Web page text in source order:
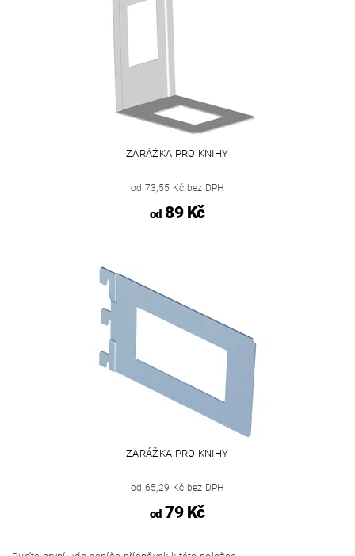
ZARÁŽKA PRO KNIHY
od 73,55 Kč bez DPH
od89 Kč
ZARÁŽKA PRO KNIHY
od 65,29 Kč bez DPH
od79 Kč